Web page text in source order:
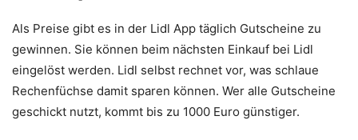
Als Preise gibt es in der Lidl App täglich Gutscheine zu
gewinnen. Sie können beim nächsten Einkauf bei Lidl
eingelöst werden. Lidl selbst rechnet vor, was schlaue
Rechenfüchse damit sparen können. Wer alle Gutscheine
geschickt nutzt, kommt bis zu 1000 Euro günstiger.